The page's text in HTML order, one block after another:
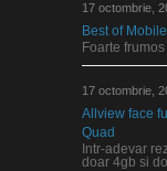
17 octombrie,
Best of
Foarte
17 octombrie,
Allview face
Quad
Intr-adevar
doar 4gb si